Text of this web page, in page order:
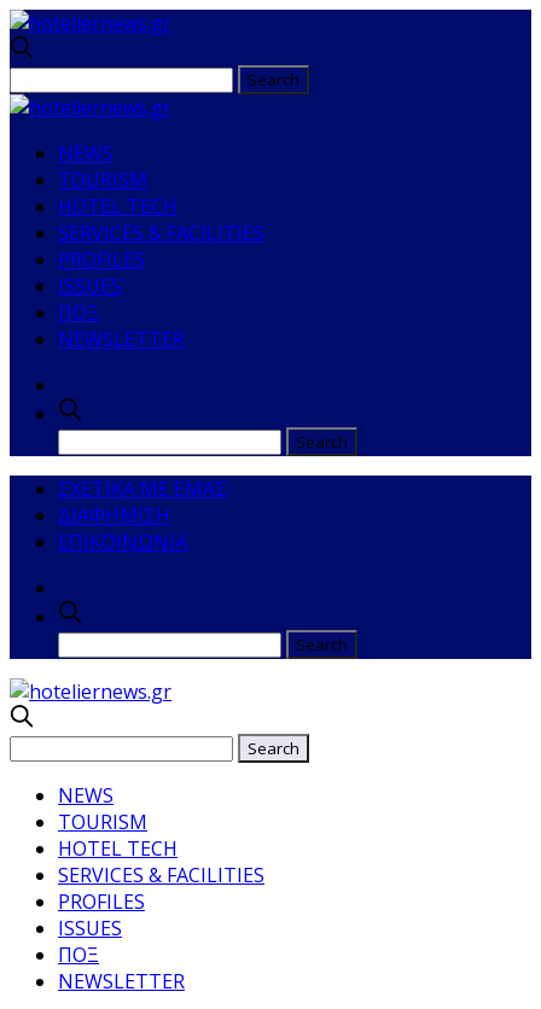
NEWS
TOURISM
HOTEL TECH
SERVICES & FACILITIES
PROFILES
ISSUES
ΠΟΞ
NEWSLETTER
ΣΧΕΤΙΚΑ ΜΕ ΕΜΑΣ
ΔΙΑΦΗΜΙΣΗ
ΕΠΙΚΟΙΝΩΝΙΑ
NEWS
TOURISM
HOTEL TECH
SERVICES & FACILITIES
PROFILES
ISSUES
ΠΟΞ
NEWSLETTER